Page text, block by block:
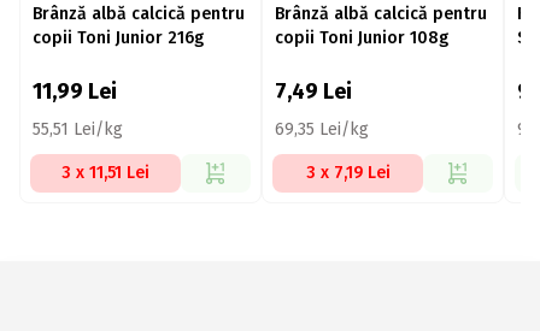
Brânză albă calcică pentru
copii Toni Junior 216g
11,99 Lei
55,51 Lei/kg
3 x 11,51 Lei
Brânză albă calcică pentru
copii Toni Junior 108g
7,49 Lei
69,35 Lei/kg
3 x 7,19 Lei